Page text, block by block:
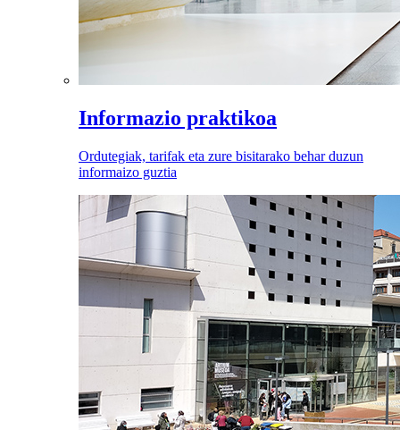
Informazio praktikoa
Ordutegiak, tarifak eta zure bisitarako behar duzun
informaizo guztia